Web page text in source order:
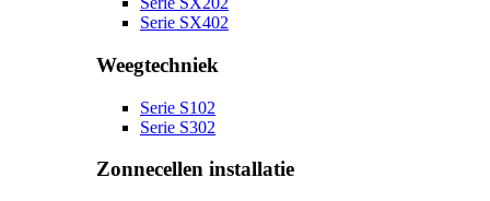
Serie SX402
Weegtechniek
Serie S102
Serie S302
Zonnecellen installatie